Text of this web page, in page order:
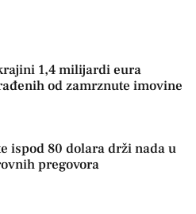
1,4 milijardi eura
od zamrznute imovine
ispod 80 dolara drži nada u
pregovora